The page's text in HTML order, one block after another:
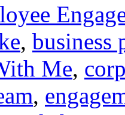
, business
Me,
,